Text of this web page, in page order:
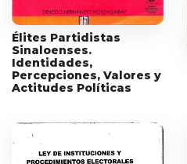
Élites Partidistas
Sinaloenses.
Identidades,
Percepciones, Valores y
Actitudes Políticas